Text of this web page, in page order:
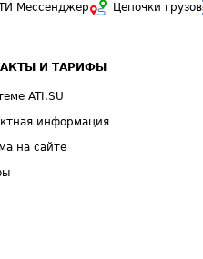
Мессенджер Цепочки грузов
И ТАРИФЫ
ATI.SU
информация
на сайте